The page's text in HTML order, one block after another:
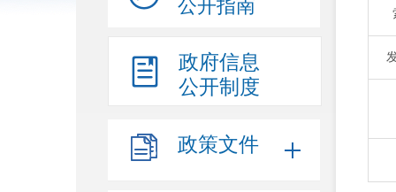
公开指南
政府信息
公开制度
政策文件